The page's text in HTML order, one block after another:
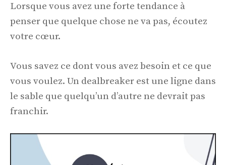
Lorsque vous avez une forte tendance à
penser que quelque chose ne va pas, écoutez
votre cœur.
Vous savez ce dont vous avez besoin et ce que
vous voulez. Un dealbreaker est une ligne dans
le sable que quelqu’un d’autre ne devrait pas
franchir.